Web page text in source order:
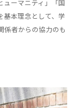
ューマニティ」「国
基本理念として、学
係者からの協力のも